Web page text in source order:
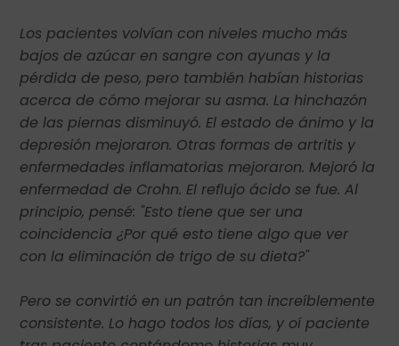
Los pacientes volvían con niveles mucho más
bajos de azúcar en sangre con ayunas y la
pérdida de peso, pero también habían historias
acerca de cómo mejorar su asma. La hinchazón
de las piernas disminuyó. El estado de ánimo y la
depresión mejoraron. Otras formas de artritis y
enfermedades inflamatorias mejoraron. Mejoró la
enfermedad de Crohn. El reflujo ácido se fue. Al
principio, pensé: "Esto tiene que ser una
coincidencia ¿Por qué esto tiene algo que ver
con la eliminación de trigo de su dieta?"
Pero se convirtió en un patrón tan increíblemente
consistente. Lo hago todos los días, y oí paciente